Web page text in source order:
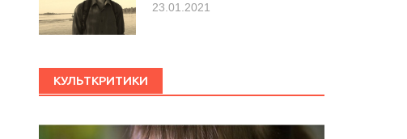
23.01.2021
КУЛЬТКРИТИКИ